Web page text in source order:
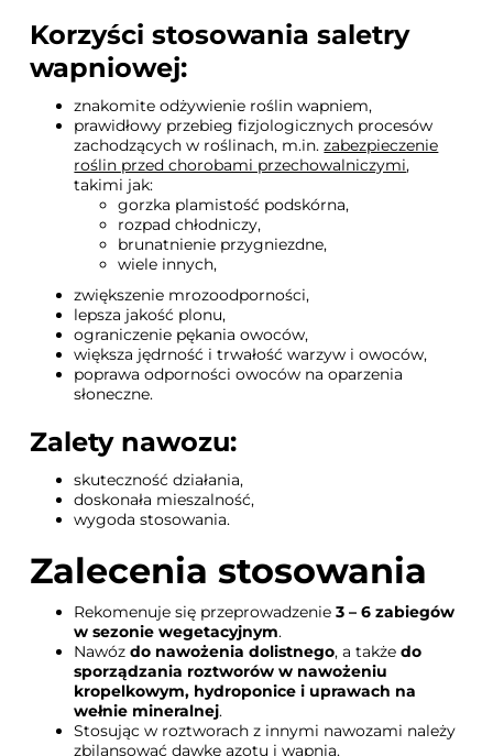
Korzyści stosowania saletry
wapniowej:
znakomite odżywienie roślin wapniem,
prawidłowy przebieg fizjologicznych procesów
zachodzących w roślinach, m.in.zabezpieczenie
roślin przed chorobami przechowalniczymi,
takimi jak:
gorzka plamistość podskórna,
rozpad chłodniczy,
brunatnienie przygniezdne,
wiele innych,
zwiększenie mrozoodporności,
lepsza jakość plonu,
ograniczenie pękania owoców,
większa jędrność i trwałość warzyw i owoców,
poprawa odporności owoców na oparzenia
słoneczne.
Zalety nawozu:
skuteczność działania,
doskonała mieszalność,
wygoda stosowania.
Zalecenia stosowania
Rekomenuje się przeprowadzenie3 – 6 zabiegów
w sezonie wegetacyjnym.
Nawózdo nawożenia dolistnego, a takżedo
sporządzania roztworów w nawożeniu
kropelkowym, hydroponice i uprawach na
wełnie mineralnej.
Stosując w roztworach z innymi nawozami należy
zbilansować dawkę azotu i wapnia.